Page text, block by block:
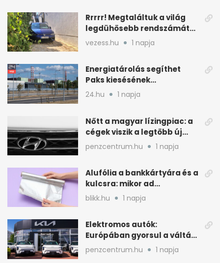
Rrrrr! Megtaláltuk a világ
legdühösebb rendszámát
és az árát is
vezess.hu 1 napja
Energiatárolás segíthet
Paks kiesésének
áthidalásában
Magyarországon
24.hu 1 napja
Nőtt a magyar lízingpiac: a
cégek viszik a legtöbb új
autót 2024-ben
penzcentrum.hu 1 napja
Alufólia a bankkártyára és a
kulcsra: mikor ad
pluszvédelmet?
blikk.hu 1 napja
Elektromos autók:
Európában gyorsul a váltás,
Magyarország
lemaradóban
penzcentrum.hu 1 napja